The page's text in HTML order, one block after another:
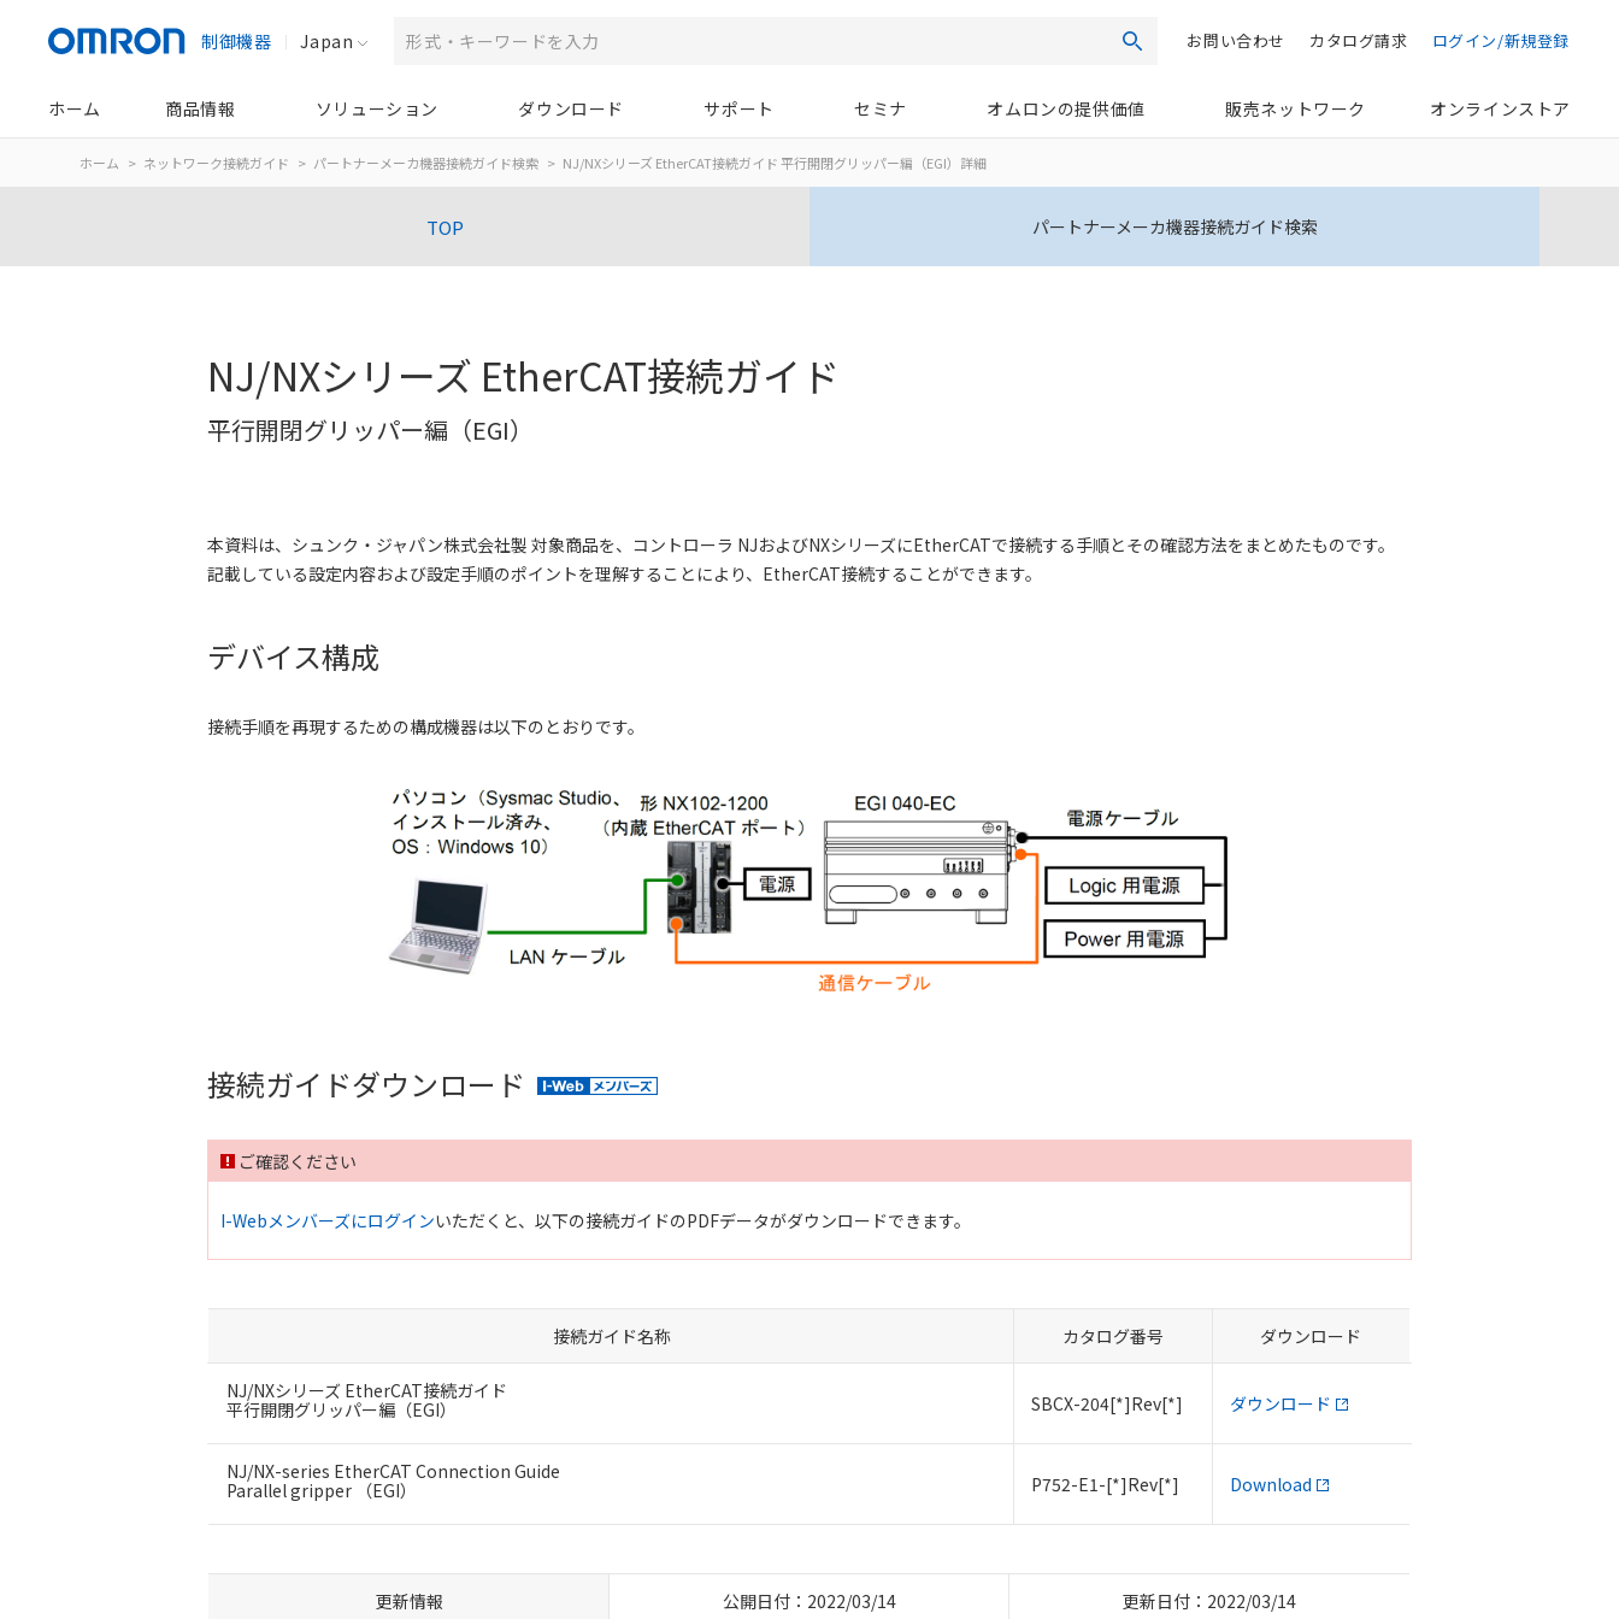
制御機器 Japan 検索 ログイン/新規登録
カタログ請求
お問い合わせ
ホーム 商品情報 ソリューション ダウンロード サポート セミナ オムロンの提供価値 販売ネットワーク オンラインストア
ホーム ネットワーク接続ガイド パートナーメーカ機器接続ガイド検索 NJ/NXシリーズ EtherCAT接続ガイド 平行開閉グリッパー編（EGI）詳細
TOP パートナーメーカ機器接続ガイド検索
NJ/NXシリーズ EtherCAT接続ガイド
平行開閉グリッパー編（EGI）
本資料は、シュンク・ジャパン株式会社製 対象商品を、コントローラ NJおよびNXシリーズにEtherCATで接続する手順とその確認方法をまとめたものです。
記載している設定内容および設定手順のポイントを理解することにより、EtherCAT接続することができます。
デバイス構成
接続手順を再現するための構成機器は以下のとおりです。
接続ガイドダウンロード
ご確認ください
I-Webメンバーズにログインいただくと、以下の接続ガイドのPDFデータがダウンロードできます。
接続ガイド名称 カタログ番号 ダウンロード
NJ/NXシリーズ EtherCAT接続ガイド
平行開閉グリッパー編（EGI）
SBCX-204[*]Rev[*] ダウンロード
NJ/NX-series EtherCAT Connection Guide
Parallel gripper （EGI）
P752-E1-[*]Rev[*] Download
更新情報 公開日付：2022/03/14 更新日付：2022/03/14